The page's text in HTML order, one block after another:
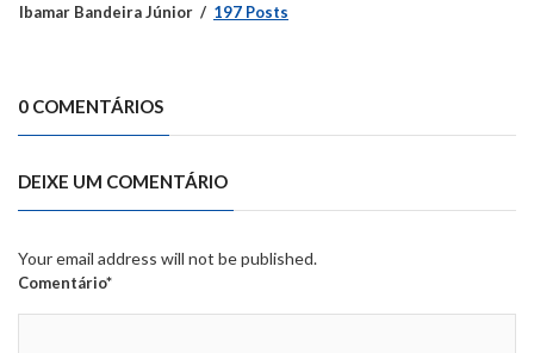
Ibamar Bandeira Júnior 197 Posts
0 COMENTÁRIOS
DEIXE UM COMENTÁRIO
Your email address will not be published.
Comentário*